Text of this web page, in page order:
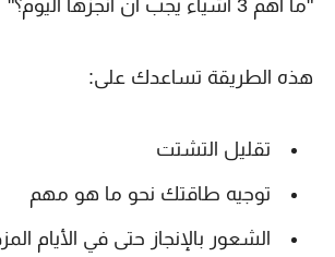
"ما أهم 3 أشياء يجب أن أنجزها اليوم؟"
هذه الطريقة تساعدك على:
تقليل التشتت
توجيه طاقتك نحو ما هو مهم
الشعور بالإنجاز حتى في الأيام